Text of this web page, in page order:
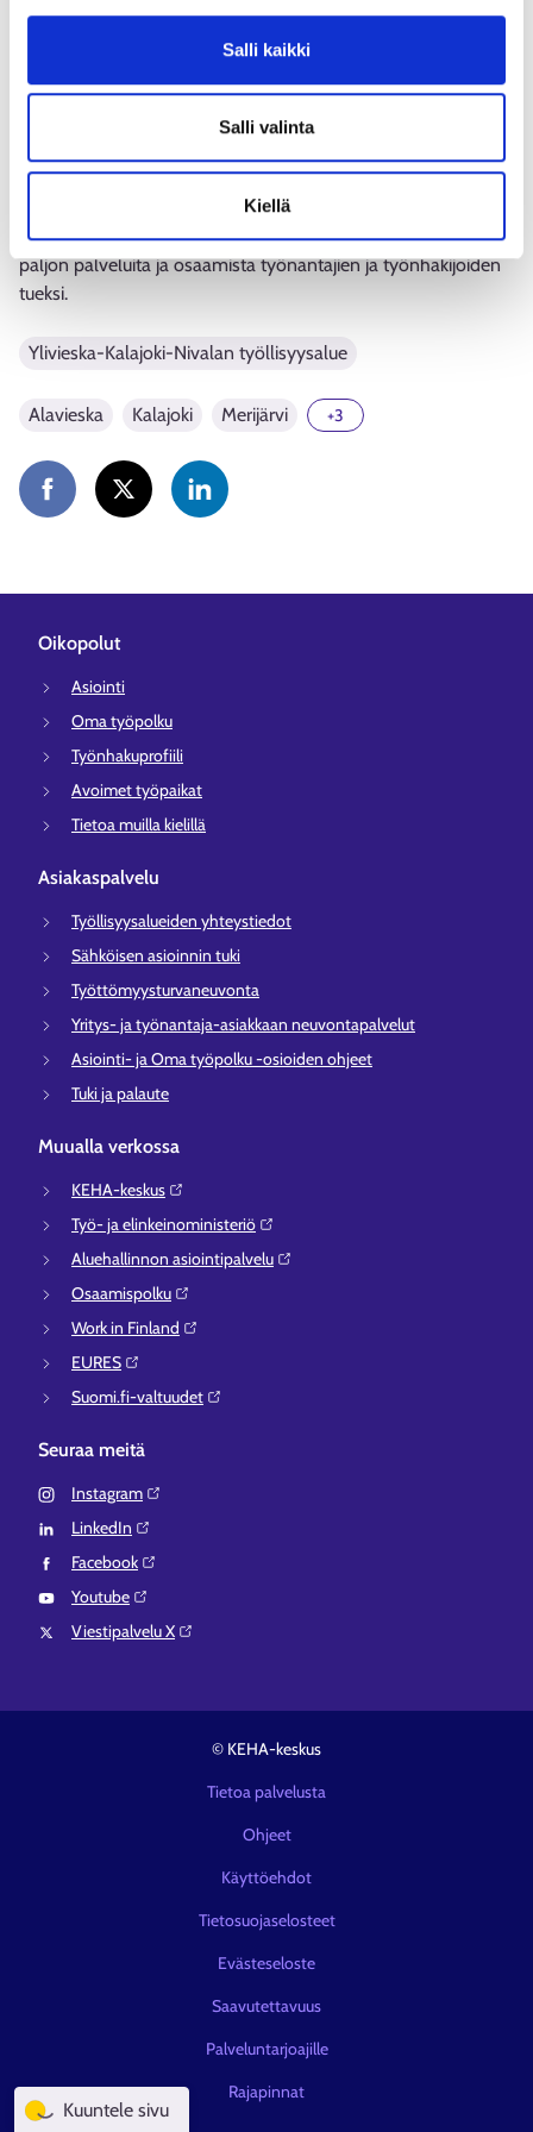
Salli kaikki
Salli valinta
Kiellä
EURES (European Employment Services) on kattava
eurooppalainen työnvälitysverkosto ja laadukas julkinen
työntekijöiden kulku on avointa ja työlupia ei tarvita. Palvelun
tavoite on selkeä: auttaa työnantajia etsimään parhaat osaajat
ja työntekijöitä löytämään unelmatyöpaikan. Verkosto tarjoaa
paljon palveluita ja osaamista työnantajien ja työnhakijoiden
tueksi.
Ylivieska-Kalajoki-Nivalan työllisyysalue
Alavieska Kalajoki Merijärvi +3
Oikopolut
Asiointi
Oma työpolku
Työnhakuprofiili
Avoimet työpaikat
Tietoa muilla kielillä
Asiakaspalvelu
Työllisyysalueiden yhteystiedot
Sähköisen asioinnin tuki
Työttömyysturvaneuvonta
Yritys- ja työnantaja-asiakkaan neuvontapalvelut
Asiointi- ja Oma työpolku -osioiden ohjeet
Tuki ja palaute
Muualla verkossa
KEHA-keskus⁠
Työ- ja elinkeinoministeriö⁠
Aluehallinnon asiointipalvelu⁠
Osaamispolku⁠
Work in Finland⁠
EURES⁠
Suomi.fi-valtuudet⁠
Seuraa meitä
Instagram⁠
LinkedIn⁠
Facebook⁠
Youtube⁠
Viestipalvelu X⁠
© KEHA-keskus
Tietoa palvelusta
Ohjeet
Käyttöehdot
Tietosuojaselosteet
Evästeseloste
Saavutettavuus
Palveluntarjoajille
Rajapinnat
Kuuntele sivu